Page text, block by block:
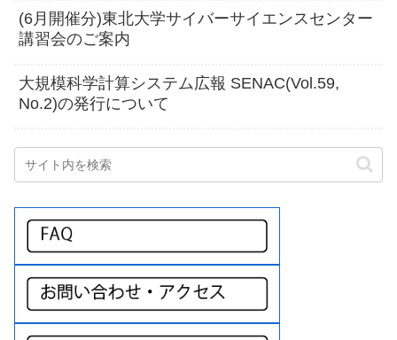
(6月開催分)東北大学サイバーサイエンスセンター
講習会のご案内
大規模科学計算システム広報 SENAC(Vol.59,
No.2)の発行について